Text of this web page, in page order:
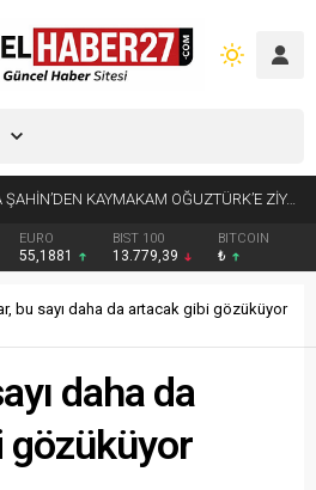
AĞAÇLARI BEYAZA BÜRÜDÜ
EURO
55,1881
BIST 100
13.779,39
BITCOIN
₺
bu sayı daha da artacak gibi gözüküyor
daha da
gözüküyor